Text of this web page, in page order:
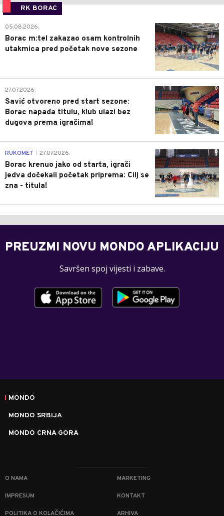
RK BORAC
0
05.08.2026.
Borac m:tel zakazao osam kontrolnih
utakmica pred početak nove sezone
0
27.07.2026.
Savić otvoreno pred start sezone:
Borac napada titulu, klub ulazi bez
dugova prema igračima!
0
RUKOMET 27.07.2026.
Borac krenuo jako od starta, igrači
jedva dočekali početak priprema: Cilj se
zna - titula!
PREUZMI NOVU MONDO APLIKACIJU
Savršen spoj vijesti i zabave.
MONDO
MONDO SRBIJA
MONDO CRNA GORA
O NAMA MARKETING
IMPRESUM KONTAKT
POLITIKA O KOLAČIĆIMA ARHIVA